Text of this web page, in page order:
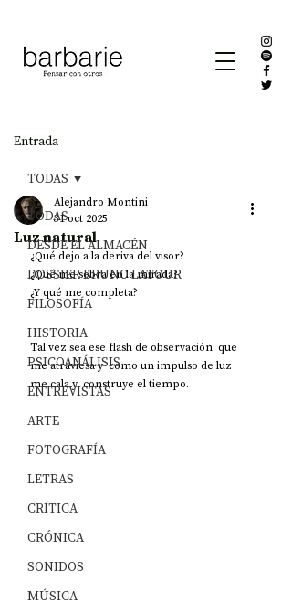
Entrada
TODAS
DESDE EL ALMACÉN
DOSSIER BRUNO LATOUR
FILOSOFÍA
HISTORIA
PSICOANÁLISIS
ENTREVISTAS
ARTE
FOTOGRAFÍA
LETRAS
CRÍTICA
CRÓNICA
SONIDOS
MÚSICA
TODAS
Luz natural
Alejandro Montini
31 oct 2025
¿Qué dejo a la deriva del visor?
¿Qué me sobra en la mirada?
¿Y qué me completa?
Tal vez sea ese flash de observación  que
me atraviesa y  como un impulso de luz
me cala y  construye el tiempo.